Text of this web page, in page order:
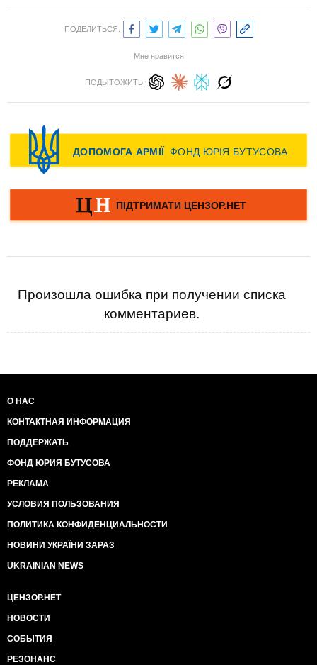
ПОДЕЛИТЬСЯ:
Мне нравится
ПОДЫТОЖИТЬ:
Произошла ошибка при получении списка
комментариев.
О НАС
КОНТАКТНАЯ ИНФОРМАЦИЯ
ПОДДЕРЖАТЬ
ФОНД ЮРИЯ БУТУСОВА
РЕКЛАМА
УСЛОВИЯ ПОЛЬЗОВАНИЯ
ПОЛИТИКА КОНФИДЕНЦИАЛЬНОСТИ
НОВИНИ УКРАЇНИ ЗАРАЗ
UKRAINIAN NEWS
ЦЕНЗОР.НЕТ
НОВОСТИ
СОБЫТИЯ
РЕЗОНАНС